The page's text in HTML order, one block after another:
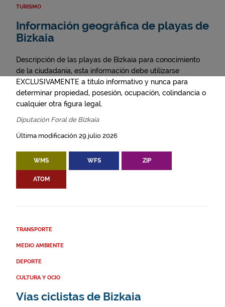
TURISMO
Información geográfica de playas de
Bizkaia
Descripción de las playas de Bizkaia para conocimiento
de la ciudadania, esta información debe utilizarse
EXCLUSIVAMENTE a título informativo y nunca para
determinar propiedad, posesión, ocupación, colindancia o
cualquier otra figura legal.
Diputación Foral de Bizkaia
Última modificación 29 julio 2026
WMS WFS ZIP
ATOM
TRANSPORTE
MEDIO AMBIENTE
DEPORTE
CULTURA Y OCIO
Vías ciclistas de Bizkaia